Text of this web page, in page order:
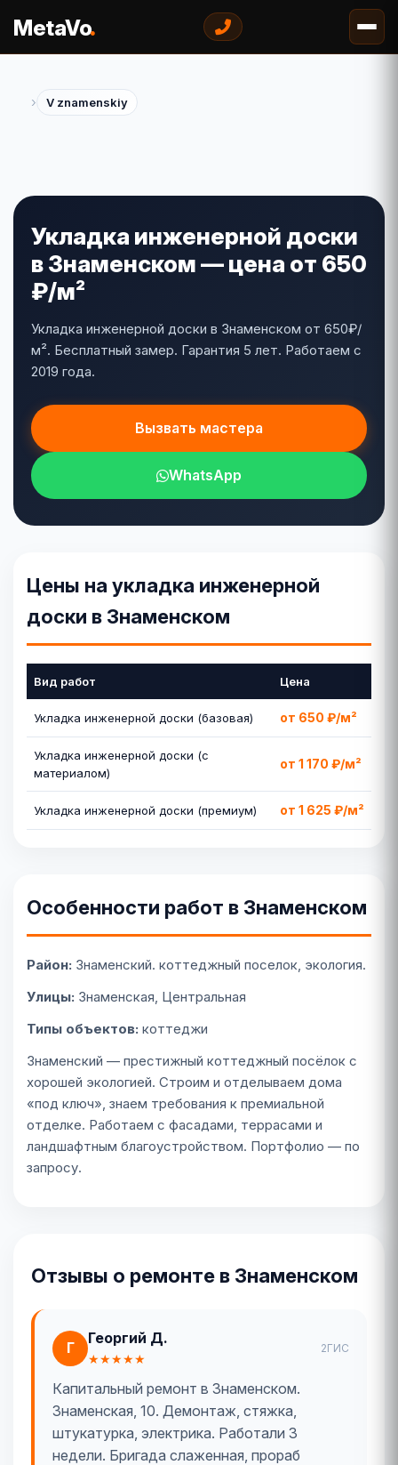
MetaVo.
› V znamenskiy
Укладка инженерной доски
в Знаменском — цена от 650
₽/м²
Укладка инженерной доски в Знаменском от 650₽/
м². Бесплатный замер. Гарантия 5 лет. Работаем с
2019 года.
Вызвать мастера
WhatsApp
Цены на укладка инженерной
доски в Знаменском
Вид работ Цена
Укладка инженерной доски (базовая) от 650 ₽/м²
Укладка инженерной доски (с
материалом)
от 1 170 ₽/м²
Укладка инженерной доски (премиум) от 1 625 ₽/м²
Особенности работ в Знаменском
Район: Знаменский. коттеджный поселок, экология.
Улицы: Знаменская, Центральная
Типы объектов: коттеджи
Знаменский — престижный коттеджный посёлок с
хорошей экологией. Строим и отделываем дома
«под ключ», знаем требования к премиальной
отделке. Работаем с фасадами, террасами и
ландшафтным благоустройством. Портфолио — по
запросу.
Отзывы о ремонте в Знаменском
Г
Георгий Д.
★★★★★
2ГИС
Капитальный ремонт в Знаменском.
Знаменская, 10. Демонтаж, стяжка,
штукатурка, электрика. Работали 3
недели. Бригада слаженная, прораб